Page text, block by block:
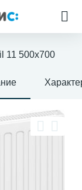
11 500х700